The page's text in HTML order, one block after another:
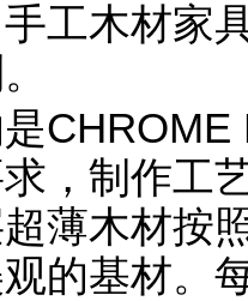
工木材家
，制作工
薄木材按
的基材。